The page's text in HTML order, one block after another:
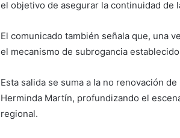
el objetivo de asegurar la continuidad de
El comunicado también señala que, una
el mecanismo de subrogancia
Esta salida se suma a la no renovación
Herminda Martín, profundizando el
regional.